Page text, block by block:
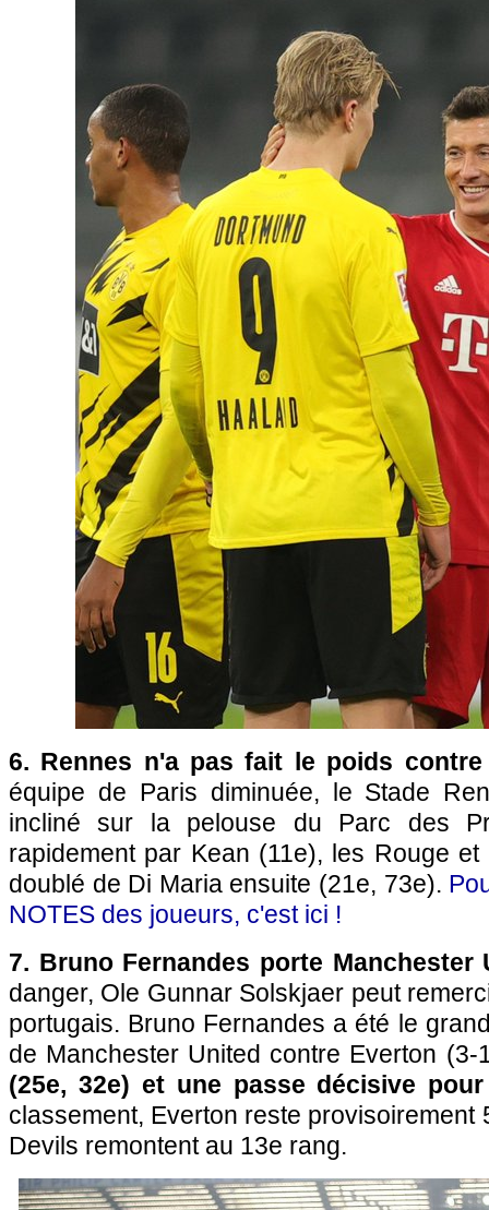
6. Rennes n'a pas fait le poids
équipe de Paris diminuée, le Stade
incliné sur la pelouse du Parc des
rapidement par Kean (11e), les Rouge
doublé de Di Maria ensuite (21e, 73e).
NOTES des joueurs, c'est ici !
7. Bruno Fernandes porte
danger, Ole Gunnar Solskjaer peut
portugais. Bruno Fernandes a été le
de Manchester United contre Everton
(25e, 32e) et une passe décisive pour
classement, Everton reste provisoirement
Devils remontent au 13e rang.